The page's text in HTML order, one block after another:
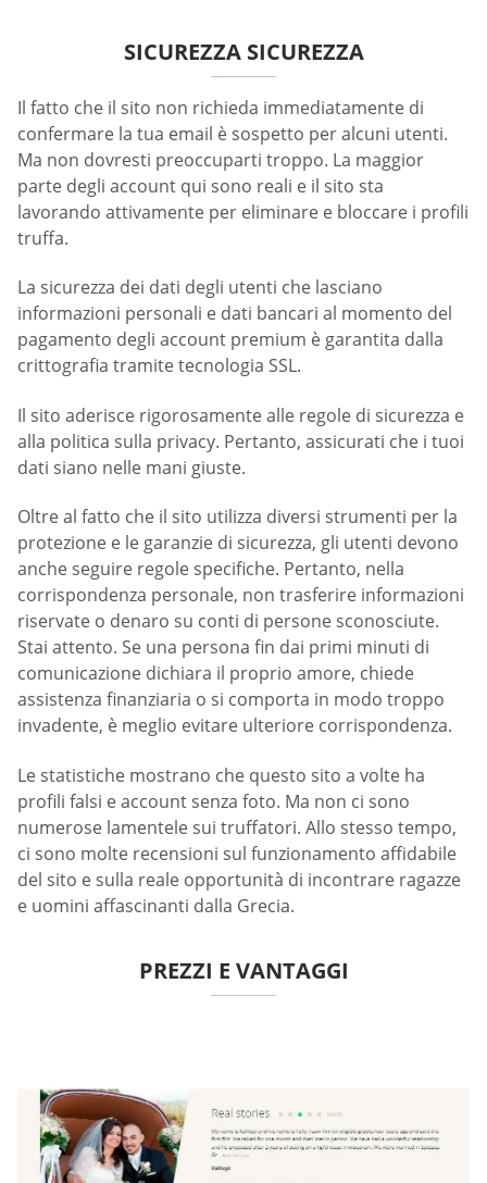
SICUREZZA SICUREZZA
Il fatto che il sito non richieda immediatamente di
confermare la tua email è sospetto per alcuni utenti.
Ma non dovresti preoccuparti troppo. La maggior
parte degli account qui sono reali e il sito sta
lavorando attivamente per eliminare e bloccare i profili
truffa.
La sicurezza dei dati degli utenti che lasciano
informazioni personali e dati bancari al momento del
pagamento degli account premium è garantita dalla
crittografia tramite tecnologia SSL.
Il sito aderisce rigorosamente alle regole di sicurezza e
alla politica sulla privacy. Pertanto, assicurati che i tuoi
dati siano nelle mani giuste.
Oltre al fatto che il sito utilizza diversi strumenti per la
protezione e le garanzie di sicurezza, gli utenti devono
anche seguire regole specifiche. Pertanto, nella
corrispondenza personale, non trasferire informazioni
riservate o denaro su conti di persone sconosciute.
Stai attento. Se una persona fin dai primi minuti di
comunicazione dichiara il proprio amore, chiede
assistenza finanziaria o si comporta in modo troppo
invadente, è meglio evitare ulteriore corrispondenza.
Le statistiche mostrano che questo sito a volte ha
profili falsi e account senza foto. Ma non ci sono
numerose lamentele sui truffatori. Allo stesso tempo,
ci sono molte recensioni sul funzionamento affidabile
del sito e sulla reale opportunità di incontrare ragazze
e uomini affascinanti dalla Grecia.
PREZZI E VANTAGGI